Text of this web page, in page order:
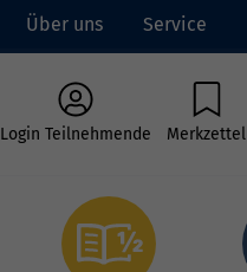
Über uns Service
Login Teilnehmende Merkzettel